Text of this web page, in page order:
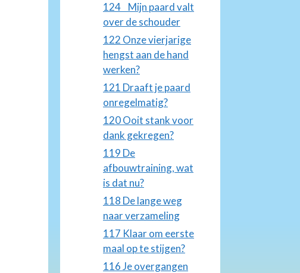
124 Mijn paard valt
over de schouder
122 Onze vierjarige
hengst aan de hand
werken?
121 Draaft je paard
onregelmatig?
120 Ooit stank voor
dank gekregen?
119 De
afbouwtraining, wat
is dat nu?
118 De lange weg
naar verzameling
117 Klaar om eerste
maal op te stijgen?
116 Je overgangen